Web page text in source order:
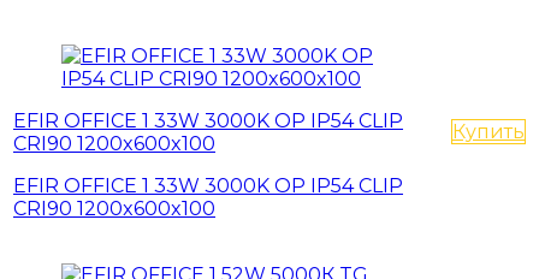
EFIR OFFICE 1 33W 3000K OP IP54 CLIP
CRI90 1200x600x100
EFIR OFFICE 1 33W 3000K OP IP54 CLIP
CRI90 1200x600x100
Купить